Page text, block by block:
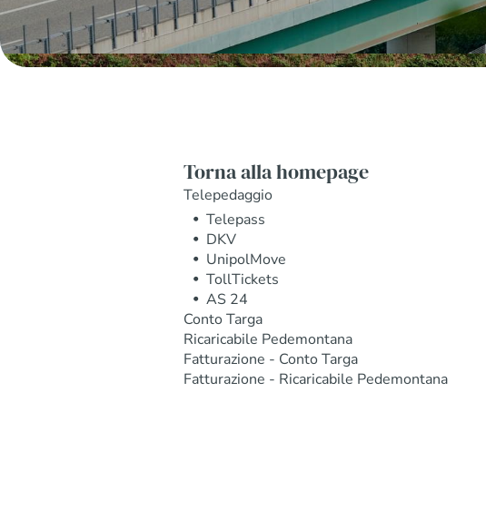
Torna alla homepage
Telepedaggio
Telepass
DKV
UnipolMove
TollTickets
AS 24
Conto Targa
Ricaricabile Pedemontana
Fatturazione - Conto Targa
Fatturazione - Ricaricabile Pedemontana